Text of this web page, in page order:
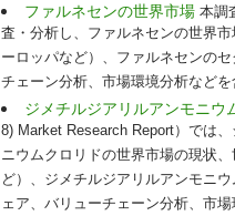
ファルネセンの世界市場 本調
査・分析し、ファルネセンの世界
ーロッパなど）、ファルネセンの
チェーン分析、市場環境分析など
ジメチルジアリルアンモニウ
8) Market Research Report）では
ニウムクロリドの世界市場の現状
ど）、ジメチルジアリルアンモニ
ェア、バリューチェーン分析、市